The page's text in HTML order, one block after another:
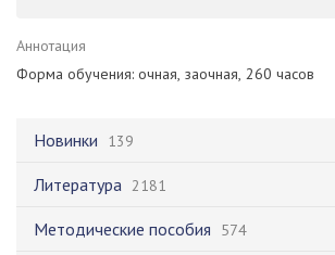
Новинки 139
Литература 2181
Методические пособия 574
Аннотация
Форма обучения: очная, заочная, 260 часов